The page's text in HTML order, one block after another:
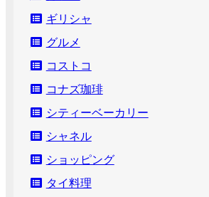
ギリシャ
グルメ
コストコ
コナズ珈琲
シティーベーカリー
シャネル
ショッピング
タイ料理